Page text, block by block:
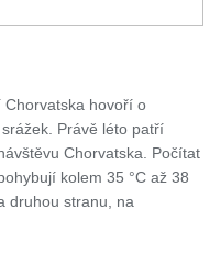
hovoří o
Právě léto patří
Chorvatska. Počítat
kolem 35 °C až 38
druhou stranu, na